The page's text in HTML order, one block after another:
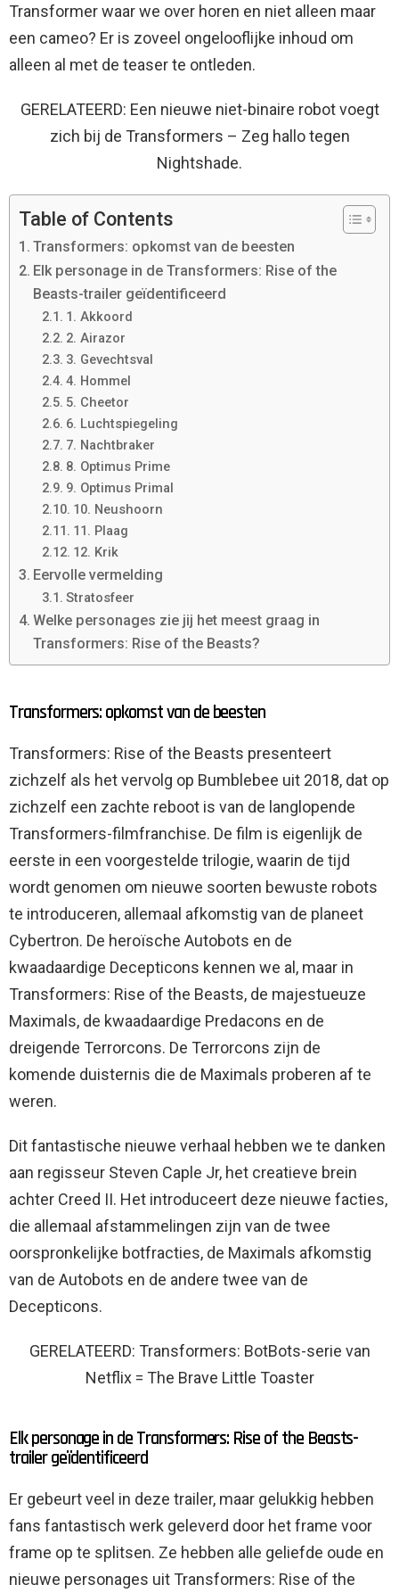
Transformer waar we over horen en niet alleen maar
een cameo? Er is zoveel ongelooflijke inhoud om
alleen al met de teaser te ontleden.
GERELATEERD: Een nieuwe niet-binaire robot voegt
zich bij de Transformers – Zeg hallo tegen
Nightshade.
Table of Contents
Transformers: opkomst van de beesten
Elk personage in de Transformers: Rise of the
Beasts-trailer geïdentificeerd
1. Akkoord
2. Airazor
3. Gevechtsval
4. Hommel
5. Cheetor
6. Luchtspiegeling
7. Nachtbraker
8. Optimus Prime
9. Optimus Primal
10. Neushoorn
11. Plaag
12. Krik
Eervolle vermelding
Stratosfeer
Welke personages zie jij het meest graag in
Transformers: Rise of the Beasts?
Transformers: opkomst van de beesten
Transformers: Rise of the Beasts presenteert
zichzelf als het vervolg op Bumblebee uit 2018, dat op
zichzelf een zachte reboot is van de langlopende
Transformers-filmfranchise. De film is eigenlijk de
eerste in een voorgestelde trilogie, waarin de tijd
wordt genomen om nieuwe soorten bewuste robots
te introduceren, allemaal afkomstig van de planeet
Cybertron. De heroïsche Autobots en de
kwaadaardige Decepticons kennen we al, maar in
Transformers: Rise of the Beasts, de majestueuze
Maximals, de kwaadaardige Predacons en de
dreigende Terrorcons. De Terrorcons zijn de
komende duisternis die de Maximals proberen af ​​te
weren.
Dit fantastische nieuwe verhaal hebben we te danken
aan regisseur Steven Caple Jr, het creatieve brein
achter Creed II. Het introduceert deze nieuwe facties,
die allemaal afstammelingen zijn van de twee
oorspronkelijke botfracties, de Maximals afkomstig
van de Autobots en de andere twee van de
Decepticons.
GERELATEERD: Transformers: BotBots-serie van
Netflix = The Brave Little Toaster
Elk personage in de Transformers: Rise of the Beasts-
trailer geïdentificeerd
Er gebeurt veel in deze trailer, maar gelukkig hebben
fans fantastisch werk geleverd door het frame voor
frame op te splitsen. Ze hebben alle geliefde oude en
nieuwe personages uit Transformers: Rise of the